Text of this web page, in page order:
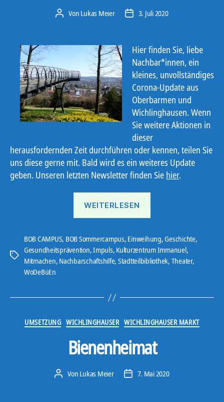
Beitragsautor
Von Lukas Meier Veröffentlichungsdatum
3. Juli 2020
Hier finden Sie, liebe
Nachbar*innen, ein
kleines, unvollständiges
Corona-Update aus
Oberbarmen und
Wichlinghausen. Wenn
Sie weitere Aktionen in
dieser
herausfordernden Zeit durchführen oder kennen, teilen Sie
uns diese gerne mit. Bald wird es ein weiteres Update
geben. Unseren letzten Newsletter finden Sie hier.
WEITERLESEN
&
Wi
7.0“
Schlagwörter
BOB CAMPUS, BOB Sommercampus, Einweihung,Geschichte,
Gesundheitsprävention,Impuls, Kulturzentrum Immanuel,
Mitmachen, Nachbarschaftshilfe, Stadtteilbibliothek, Theater,
WoDeBüEn
Kategorien
UMSETZUNG WICHLINGHAUSER WICHLINGHAUSER MARKT
Bienenheimat
Beitragsautor
Von Lukas Meier Veröffentlichungsdatum
7. Mai 2020